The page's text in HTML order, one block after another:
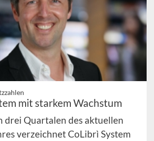
mit starkem Wachstum
drei Quartalen des aktuellen
verzeichnet CoLibrì System